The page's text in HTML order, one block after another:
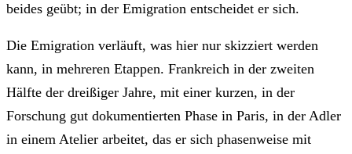
beides geübt; in der Emigration entscheidet er sich.
Die Emigration verläuft, was hier nur skizziert werden
kann, in mehreren Etappen. Frankreich in der zweiten
Hälfte der dreißiger Jahre, mit einer kurzen, in der
Forschung gut dokumentierten Phase in Paris, in der Adler
in einem Atelier arbeitet, das er sich phasenweise mit